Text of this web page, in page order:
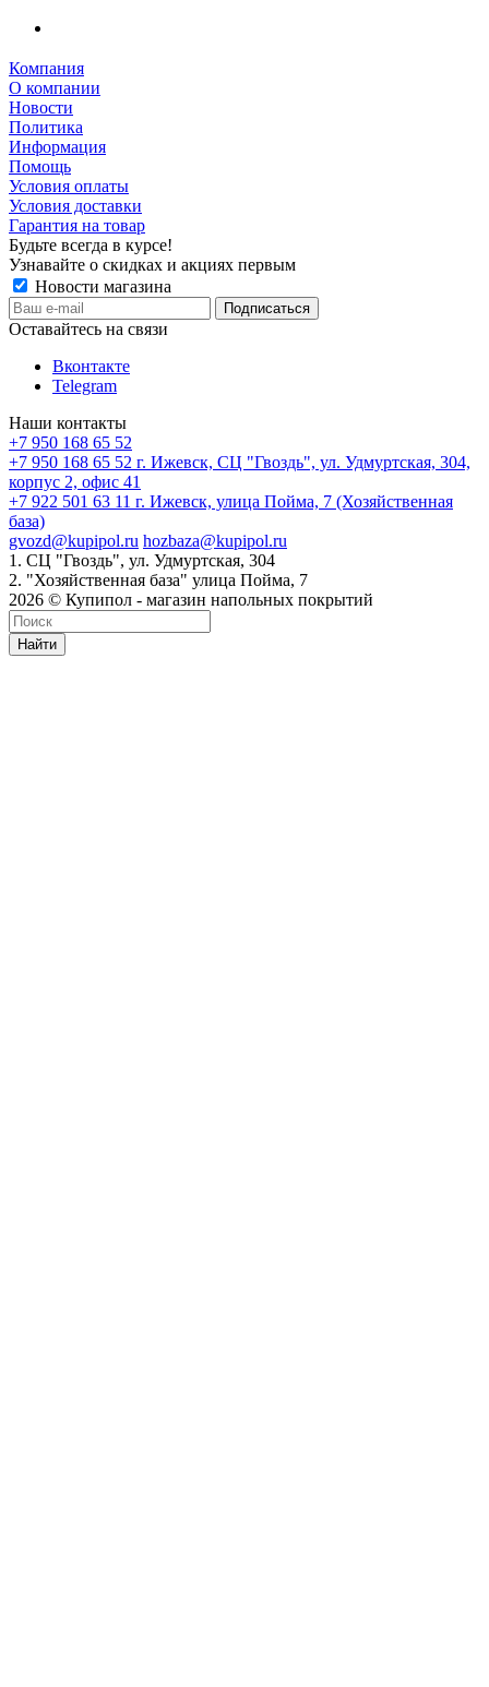
Компания
О компании
Новости
Политика
Информация
Помощь
Условия оплаты
Условия доставки
Гарантия на товар
Будьте всегда в курсе!
Узнавайте о скидках и акциях первым
Новости магазина
Оставайтесь на связи
Вконтакте
Telegram
Наши контакты
+7 950 168 65 52
+7 950 168 65 52 г. Ижевск, СЦ "Гвоздь", ул. Удмуртская, 304,
корпус 2, офис 41
+7 922 501 63 11 г. Ижевск, улица Пойма, 7 (Хозяйственная
база)
gvozd@kupipol.ru hozbaza@kupipol.ru
1. СЦ "Гвоздь", ул. Удмуртская, 304
2. "Хозяйственная база" улица Пойма, 7
2026 © Купипол - магазин напольных покрытий
Найти